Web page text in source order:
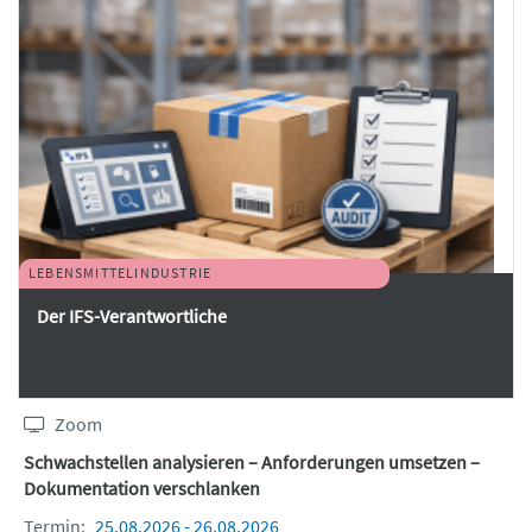
LEBENSMITTELINDUSTRIE
Der IFS-Verantwortliche
Zoom
Schwachstellen analysieren – Anforderungen umsetzen –
Dokumentation verschlanken
Termin: 25.08.2026 - 26.08.2026